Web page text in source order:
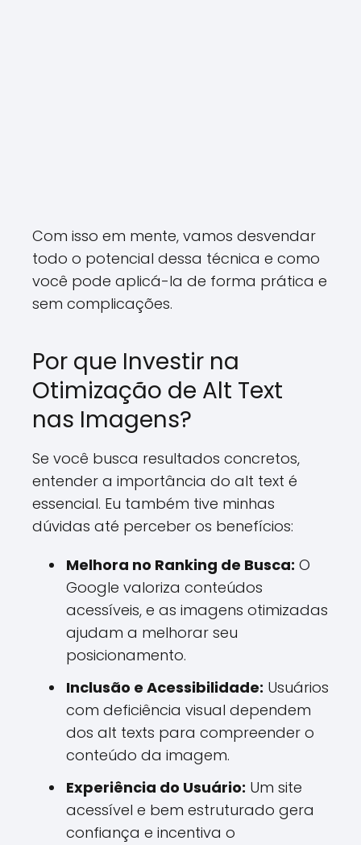
Com isso em mente, vamos desvendar
todo o potencial dessa técnica e como
você pode aplicá-la de forma prática e
sem complicações.
Por que Investir na
Otimização de Alt Text
nas Imagens?
Se você busca resultados concretos,
entender a importância do alt text é
essencial. Eu também tive minhas
dúvidas até perceber os benefícios:
Melhora no Ranking de Busca: O
Google valoriza conteúdos
acessíveis, e as imagens otimizadas
ajudam a melhorar seu
posicionamento.
Inclusão e Acessibilidade: Usuários
com deficiência visual dependem
dos alt texts para compreender o
conteúdo da imagem.
Experiência do Usuário: Um site
acessível e bem estruturado gera
confiança e incentiva o